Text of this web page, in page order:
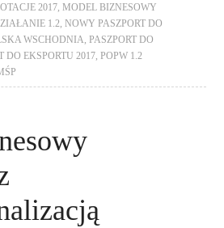
2017
MODEL BIZNESOWY
1.2
NOWY PASZPORT DO
WSCHODNIA
PASZPORT DO
DO EKSPORTU 2017
POPW 1.2